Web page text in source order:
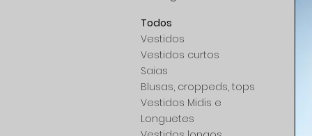
Todos
Vestidos
Vestidos curtos
Saias
Blusas, croppeds, tops
Vestidos Midis e
Longuetes